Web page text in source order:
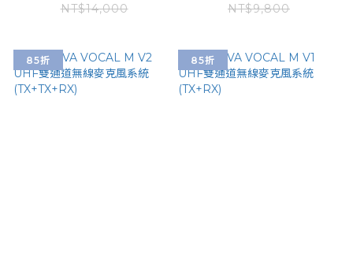
NT$14,000
NT$9,800
85折 85折